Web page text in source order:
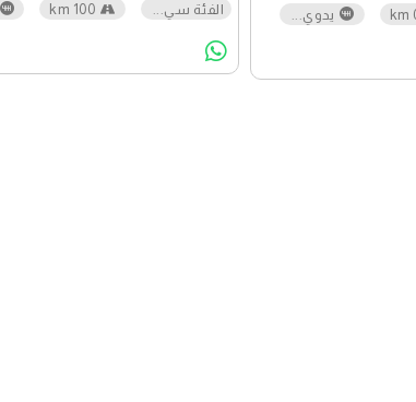
يدوي... الفئة سي...
100 km